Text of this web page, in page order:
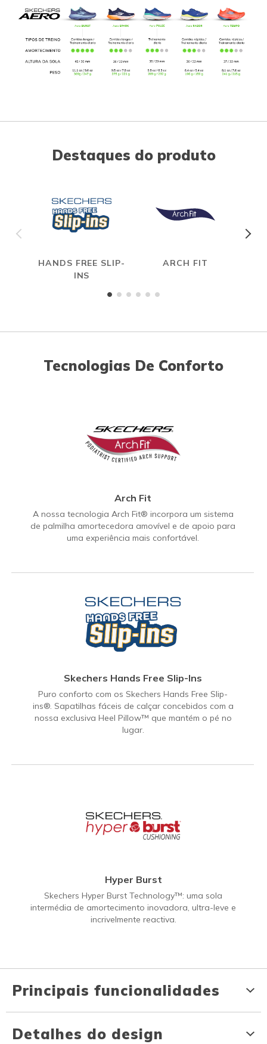
Destaques do produto
HANDS FREE SLIP-
INS
ARCH FIT
Tecnologias De Conforto
Arch Fit
A nossa tecnologia Arch Fit® incorpora um sistema
de palmilha amortecedora amovível e de apoio para
uma experiência mais confortável.
Skechers Hands Free Slip-Ins
Puro conforto com os Skechers Hands Free Slip-
ins®. Sapatilhas fáceis de calçar concebidos com a
nossa exclusiva Heel Pillow™ que mantém o pé no
lugar.
Hyper Burst
Skechers Hyper Burst Technology™: uma sola
intermédia de amortecimento inovadora, ultra-leve e
incrivelmente reactiva.
Principais funcionalidades
Detalhes do design